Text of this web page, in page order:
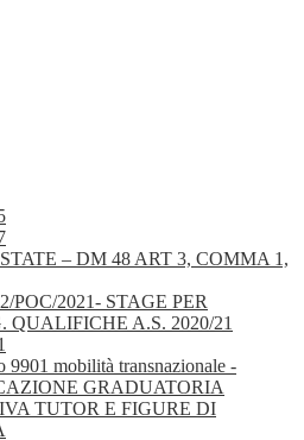
– DM 48 ART 3, COMMA 1,
POC/2021- STAGE PER
QUALIFICHE A.S. 2020/21
9901 mobilità transnazionale -
GRADUATORIA
TUTOR E FIGURE DI